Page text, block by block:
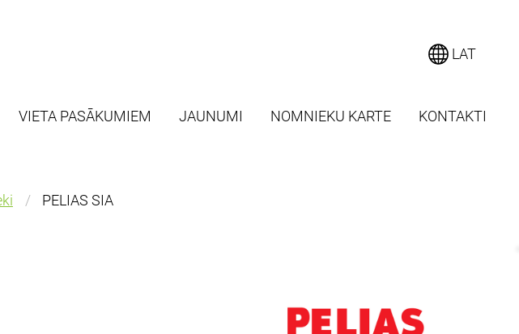
VIETA PASĀKUMIEM JAUNUMI NOMNIEKU KARTE KONTAKTI
LAT
PELIAS SIA